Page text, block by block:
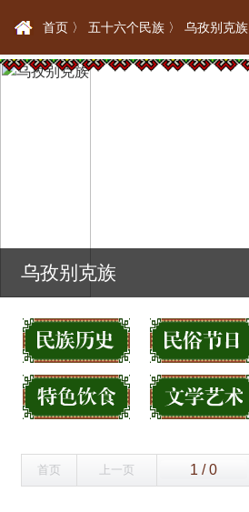
首页 〉 五十六个民族 〉 乌孜别克族
乌孜别克族
首页 上一页